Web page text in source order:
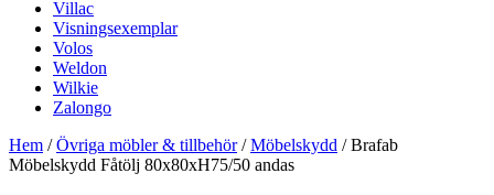
Villac
Visningsexemplar
Volos
Weldon
Wilkie
Zalongo
Hem /Övriga möbler & tillbehör/Möbelskydd / Brafab
Möbelskydd Fåtölj 80x80xH75/50 andas